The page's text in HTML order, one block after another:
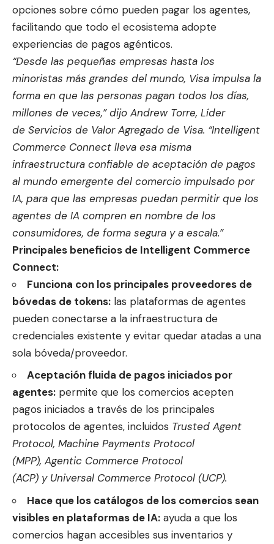
opciones sobre cómo pueden pagar los agentes,
facilitando que todo el ecosistema adopte
experiencias de pagos agénticos.
“Desde las pequeñas empresas hasta los
minoristas más grandes del mundo, Visa impulsa la
forma en que las personas pagan todos los días,
millones de veces,” dijo Andrew Torre, Líder
de Servicios de Valor Agregado de Visa. “Intelligent
Commerce Connect lleva esa misma
infraestructura confiable de aceptación de pagos
al mundo emergente del comercio impulsado por
IA, para que las empresas puedan permitir que los
agentes de IA compren en nombre de los
consumidores, de forma segura y a escala.”
Principales beneficios de Intelligent Commerce
Connect:
Funciona con los principales proveedores de
bóvedas de tokens: las plataformas de agentes
pueden conectarse a la infraestructura de
credenciales existente y evitar quedar atadas a una
sola bóveda/proveedor.
Aceptación fluida de pagos iniciados por
agentes: permite que los comercios acepten
pagos iniciados a través de los principales
protocolos de agentes, incluidos Trusted Agent
Protocol, Machine Payments Protocol
(MPP), Agentic Commerce Protocol
(ACP) y Universal Commerce Protocol (UCP).
Hace que los catálogos de los comercios sean
visibles en plataformas de IA: ayuda a que los
comercios hagan accesibles sus inventarios y